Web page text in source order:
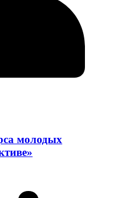
молодых